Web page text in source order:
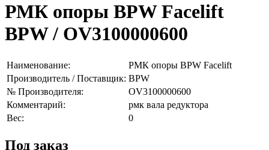
РМК опоры BPW Facelift
BPW / OV3100000600
Наименование:
РМК опоры BPW Facelift
Производитель / Поставщик: BPW
№ Производителя:
OV3100000600
Комментарий:
рмк вала редуктора
Вес:
0
Под заказ